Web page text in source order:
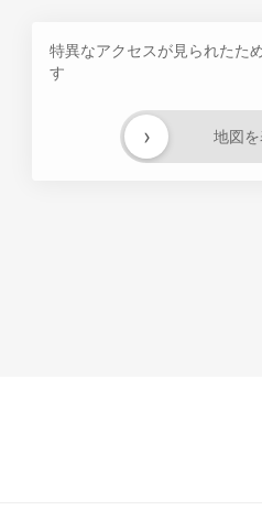
特異なアクセスが見られたた
す
地図
›